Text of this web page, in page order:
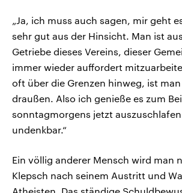
„Ja, ich muss auch sagen, mir geht
sehr gut aus der Hinsicht. Man ist
Getriebe dieses Vereins, dieser
immer wieder auffordert
oft über die Grenzen hinweg, ist
draußen. Also ich genieße es zum
sonntagmorgens jetzt
undenkbar.“
Ein völlig anderer Mensch wird man
Klepsch nach seinem Austritt und